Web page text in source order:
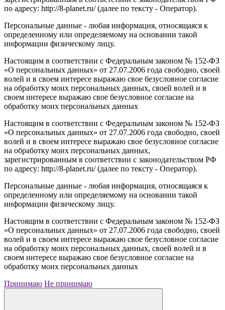
по адресу: http://8-planet.ru/ (далее по тексту - Оператор).
Персональные данные - любая информация, относящаяся к
определенному или определяемому на основании такой
информации физическому лицу.
Настоящим в соответствии с Федеральным законом № 152-ФЗ
«О персональных данных» от 27.07.2006 года свободно, своей
волей и в своем интересе выражаю свое безусловное согласие
на обработку моих персональных данных, своей волей и в
своем интересе выражаю свое безусловное согласие на
обработку моих персональных данных
Настоящим в соответствии с Федеральным законом № 152-ФЗ
«О персональных данных» от 27.07.2006 года свободно, своей
волей и в своем интересе выражаю свое безусловное согласие
на обработку моих персональных данных,
зарегистрированным в соответствии с законодательством РФ
по адресу: http://8-planet.ru/ (далее по тексту - Оператор).
Персональные данные - любая информация, относящаяся к
определенному или определяемому на основании такой
информации физическому лицу.
Настоящим в соответствии с Федеральным законом № 152-ФЗ
«О персональных данных» от 27.07.2006 года свободно, своей
волей и в своем интересе выражаю свое безусловное согласие
на обработку моих персональных данных, своей волей и в
своем интересе выражаю свое безусловное согласие на
обработку моих персональных данных
Принимаю Не принимаю